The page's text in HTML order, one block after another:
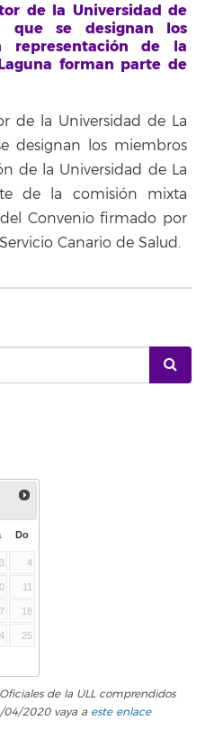
de la Universidad de
que se designan los
representación de la
forman parte de
de la Universidad de La
designan los miembros
de la Universidad de La
de la comisión mixta
Convenio firmado por
Canario de Salud.
Do
3 4
11
18
25
de la ULL comprendidos
2020 vaya a este enlace